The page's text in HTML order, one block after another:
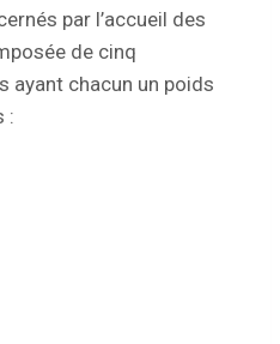
par l’accueil des
de cinq
ayant chacun un poids
: